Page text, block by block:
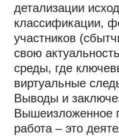
детализации
классификации,
участников
свою
среды, где
виртуальные
Выводы и
Вышеизложенное
работа – это